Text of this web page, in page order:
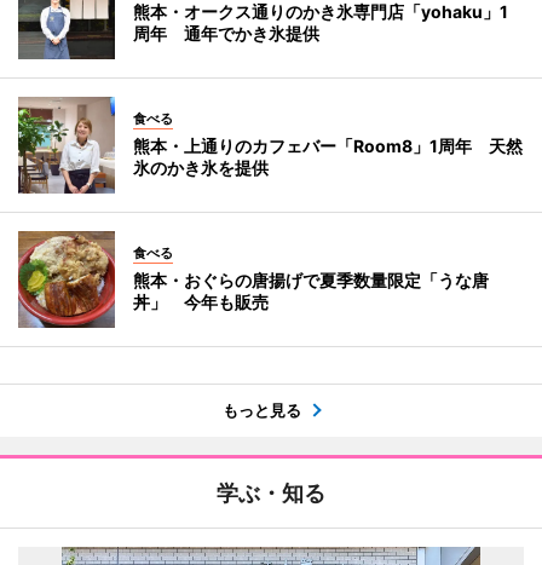
熊本・オークス通りのかき氷専門店「yohaku」1
周年 通年でかき氷提供
食べる
熊本・上通りのカフェバー「Room8」1周年 天然
氷のかき氷を提供
食べる
熊本・おぐらの唐揚げで夏季数量限定「うな唐
丼」 今年も販売
もっと見る
学ぶ・知る